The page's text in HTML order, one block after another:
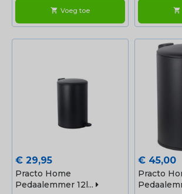
shopping_cart Voeg toe shopping_cart
Prijs
€ 29,95
Practo Home
Pedaalemmer 12l...
Prijs
€ 45,00
Practo